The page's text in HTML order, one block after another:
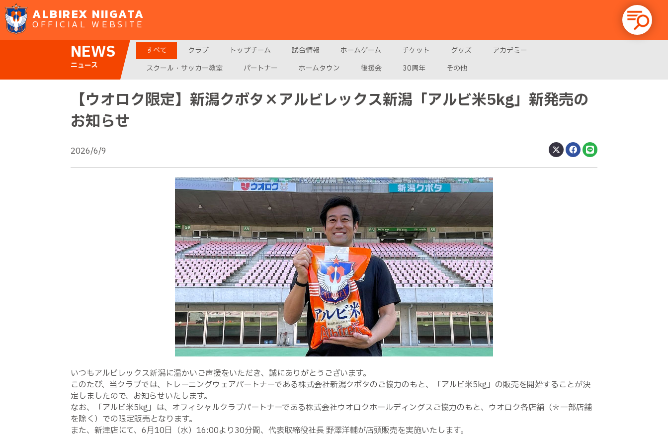
ALBIREX NIIGATA
OFFICIAL WEBSITE
NEWS
ニュース
すべて クラブ トップチーム 試合情報 ホームゲーム チケット グッズ
アカデミー
スクール・サッカー教室
パートナー ホームタウン 後援会 30周年 その他
【ウオロク限定】新潟クボタ×アルビレックス新潟「アルビ米5kg」新発売の
お知らせ
2026/6/9
いつもアルビレックス新潟に温かいご声援をいただき、誠にありがとうございます。
このたび、当クラブでは、トレーニングウェアパートナーである株式会社新潟クボタのご協力のもと、「アルビ米5kg」の販売を開始することが決
定しましたので、お知らせいたします。
なお、「アルビ米5kg」は、オフィシャルクラブパートナーである株式会社ウオロクホールディングスご協力のもと、ウオロク各店舗（＊一部店舗
を除く）での限定販売となります。
また、新津店にて、6月10日（水）16:00より30分間、代表取締役社長 野澤洋輔が店頭販売を実施いたします。